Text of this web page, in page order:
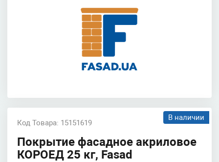
Код Товара: 15151619
В наличии
Покрытие фасадное акриловое
КОРОЕД 25 кг, Fasad